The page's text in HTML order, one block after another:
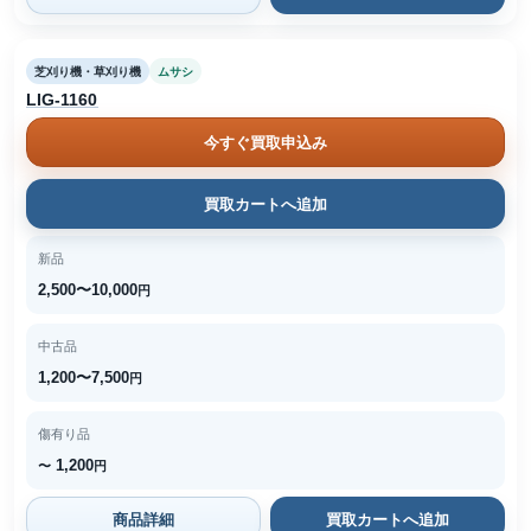
芝刈り機・草刈り機 ムサシ
LIG-1160
今すぐ買取申込み
買取カートへ追加
新品
2,500〜10,000円
中古品
1,200〜7,500円
傷有り品
〜 1,200円
商品詳細 買取カートへ追加